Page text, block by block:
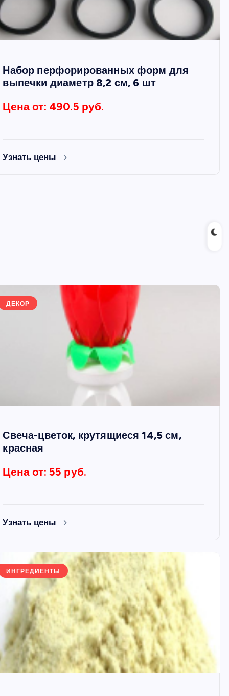
Набор перфорированных форм для
выпечки диаметр 8,2 см, 6 шт
Цена от: 490.5 руб.
Узнать цены
ДЕКОР
Свеча-цветок, крутящиеся 14,5 см,
красная
Цена от: 55 руб.
Узнать цены
ИНГРЕДИЕНТЫ